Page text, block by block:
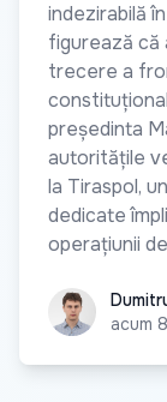
indezirabilă
figurează
trecere a
președinta
autoritățile
la Tiraspol,
dedicate
operațiunii
Dumitru
acum